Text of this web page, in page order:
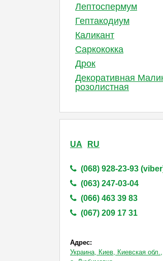
Лептоспермум
Гептакодиум
Каликант
Саркококка
Дрок
Декоративная
розолистная
RU
UA
(068) 928-23-93
(063) 247-03-04
(066) 463 39 83
(067) 209 17 31
Адрес:
Украина, Киев, Киевская обл.,